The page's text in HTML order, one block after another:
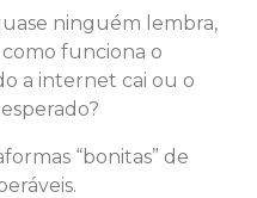
ninguém lembra,
como funciona o
a internet cai ou o
“bonitas” de